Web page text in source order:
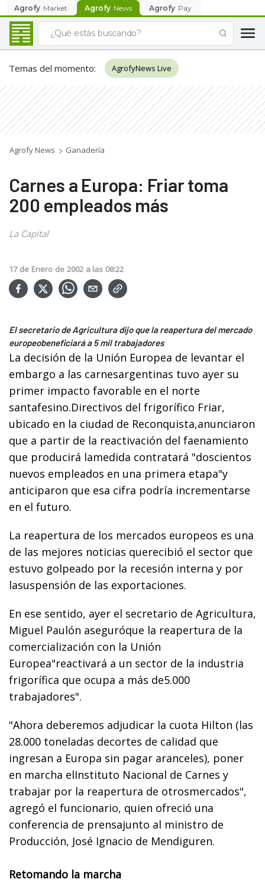
Agrofy Market Agrofy News Agrofy Pay
Temas del momento: AgrofyNews Live
Agrofy News Ganadería
Carnes a Europa: Friar toma
200 empleados más
La Capital
17 de Enero de 2002 a las 08:22
El secretario de Agricultura dijo que la reapertura del mercado
europeobeneficiará a 5 mil trabajadores
La decisión de la Unión Europea de levantar el
embargo a las carnesargentinas tuvo ayer su
primer impacto favorable en el norte
santafesino.Directivos del frigorífico Friar,
ubicado en la ciudad de Reconquista,anunciaron
que a partir de la reactivación del faenamiento
que producirá lamedida contratará "doscientos
nuevos empleados en una primera etapa"y
anticiparon que esa cifra podría incrementarse
en el futuro.
La reapertura de los mercados europeos es una
de las mejores noticias querecibió el sector que
estuvo golpeado por la recesión interna y por
lasuspensión de las exportaciones.
En ese sentido, ayer el secretario de Agricultura,
Miguel Paulón aseguróque la reapertura de la
comercialización con la Unión
Europea"reactivará a un sector de la industria
frigorífica que ocupa a más de5.000
trabajadores".
"Ahora deberemos adjudicar la cuota Hilton (las
28.000 toneladas decortes de calidad que
ingresan a Europa sin pagar aranceles), poner
en marcha elInstituto Nacional de Carnes y
trabajar por la reapertura de otrosmercados",
agregó el funcionario, quien ofreció una
conferencia de prensajunto al ministro de
Producción, José Ignacio de Mendiguren.
Retomando la marcha